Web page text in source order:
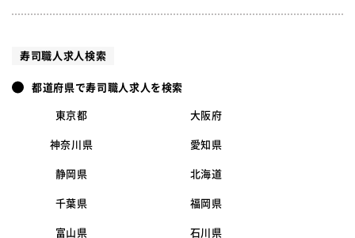
寿司職人求人検索
都道府県で寿司職人求人を検索
東京都 大阪府
神奈川県 愛知県
静岡県 北海道
千葉県 福岡県
富山県 石川県